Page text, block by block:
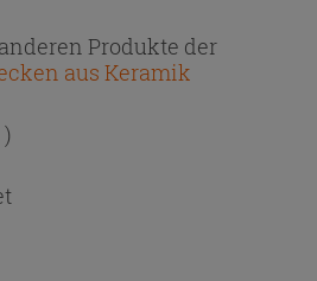
Produkte der
aus Keramik